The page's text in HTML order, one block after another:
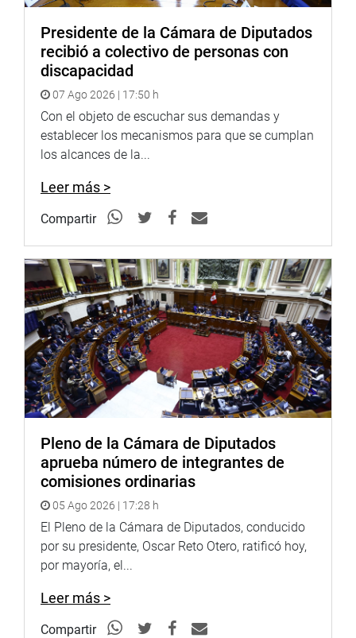
Presidente de la Cámara de Diputados
recibió a colectivo de personas con
discapacidad
07 Ago 2026 | 17:50 h
Con el objeto de escuchar sus demandas y
establecer los mecanismos para que se cumplan
los alcances de la...
Leer más >
Compartir
Pleno de la Cámara de Diputados
aprueba número de integrantes de
comisiones ordinarias
05 Ago 2026 | 17:28 h
El Pleno de la Cámara de Diputados, conducido
por su presidente, Oscar Reto Otero, ratificó hoy,
por mayoría, el...
Leer más >
Compartir